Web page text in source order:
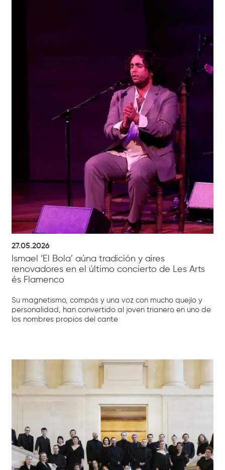
27.05.2026
Ismael ‘El Bola’ aúna tradición y aires
renovadores en el último concierto de Les Arts
és Flamenco
Su magnetismo, compás y una voz con mucho quejío y
personalidad, han convertido al joven trianero en uno de
los nombres propios del cante